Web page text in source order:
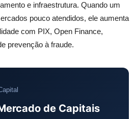
e infraestrutura. Quando um
pouco atendidos, ele aumenta
com PIX, Open Finance,
prevenção à fraude.
de Capitais